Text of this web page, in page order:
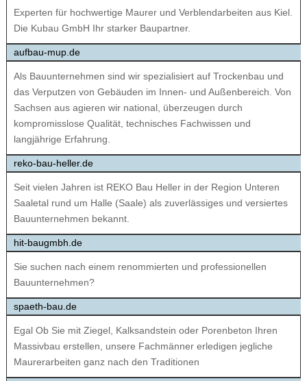
Experten für hochwertige Maurer und Verblendarbeiten aus Kiel.
Die Kubau GmbH Ihr starker Baupartner.
aufbau-mup.de
Als Bauunternehmen sind wir spezialisiert auf Trockenbau und
das Verputzen von Gebäuden im Innen- und Außenbereich. Von
Sachsen aus agieren wir national, überzeugen durch
kompromisslose Qualität, technisches Fachwissen und
langjährige Erfahrung.
reko-bau-heller.de
Seit vielen Jahren ist REKO Bau Heller in der Region Unteren
Saaletal rund um Halle (Saale) als zuverlässiges und versiertes
Bauunternehmen bekannt.
hit-baugmbh.de
Sie suchen nach einem renommierten und professionellen
Bauunternehmen?
spaeth-bau.de
Egal Ob Sie mit Ziegel, Kalksandstein oder Porenbeton Ihren
Massivbau erstellen, unsere Fachmänner erledigen jegliche
Maurerarbeiten ganz nach den Traditionen